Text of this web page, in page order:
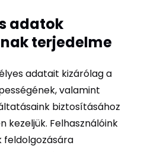
adatok
terjedelme
adatait kizárólag a
valamint
biztosításához
kezeljük. Felhasználóink
feldolgozására